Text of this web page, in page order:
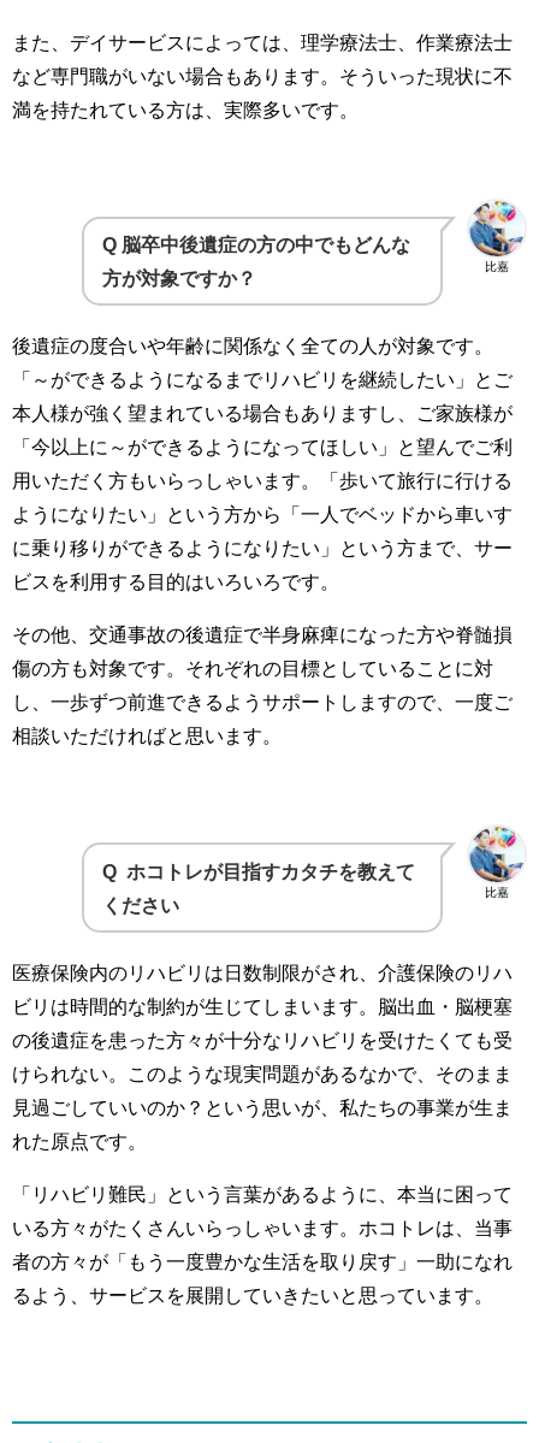
また、デイサービスによっては、理学療法士、作業療法士
など専門職がいない場合もあります。そういった現状に不
満を持たれている方は、実際多いです。
比嘉
Q 脳卒中後遺症の方の中でもどんな
方が対象ですか？
後遺症の度合いや年齢に関係なく全ての人が対象です。
「～ができるようになるまでリハビリを継続したい」とご
本人様が強く望まれている場合もありますし、ご家族様が
「今以上に～ができるようになってほしい」と望んでご利
用いただく方もいらっしゃいます。「歩いて旅行に行ける
ようになりたい」という方から「一人でベッドから車いす
に乗り移りができるようになりたい」という方まで、サー
ビスを利用する目的はいろいろです。
その他、交通事故の後遺症で半身麻痺になった方や脊髄損
傷の方も対象です。それぞれの目標としていることに対
し、一歩ずつ前進できるようサポートしますので、一度ご
相談いただければと思います。
比嘉
Q ホコトレが目指すカタチを教えて
ください
医療保険内のリハビリは日数制限がされ、介護保険のリハ
ビリは時間的な制約が生じてしまいます。脳出血・脳梗塞
の後遺症を患った方々が十分なリハビリを受けたくても受
けられない。このような現実問題があるなかで、そのまま
見過ごしていいのか？という思いが、私たちの事業が生ま
れた原点です。
「リハビリ難民」という言葉があるように、本当に困って
いる方々がたくさんいらっしゃいます。ホコトレは、当事
者の方々が「もう一度豊かな生活を取り戻す」一助になれ
るよう、サービスを展開していきたいと思っています。